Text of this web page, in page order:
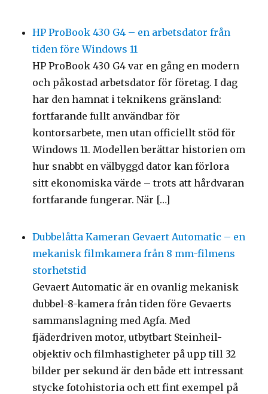
HP ProBook 430 G4 – en arbetsdator från
tiden före Windows 11
HP ProBook 430 G4 var en gång en modern
och påkostad arbetsdator för företag. I dag
har den hamnat i teknikens gränsland:
fortfarande fullt användbar för
kontorsarbete, men utan officiellt stöd för
Windows 11. Modellen berättar historien om
hur snabbt en välbyggd dator kan förlora
sitt ekonomiska värde – trots att hårdvaran
fortfarande fungerar. När […]
Dubbelåtta Kameran Gevaert Automatic – en
mekanisk filmkamera från 8 mm-filmens
storhetstid
Gevaert Automatic är en ovanlig mekanisk
dubbel-8-kamera från tiden före Gevaerts
sammanslagning med Agfa. Med
fjäderdriven motor, utbytbart Steinheil-
objektiv och filmhastigheter på upp till 32
bilder per sekund är den både ett intressant
stycke fotohistoria och ett fint exempel på